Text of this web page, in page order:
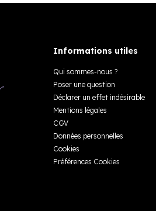
Informations utiles
Qui sommes-nous ?
Poser une question
Déclarer un effet indésirable
Mentions légales
CGV
Données personnelles
Cookies
Préférences Cookies